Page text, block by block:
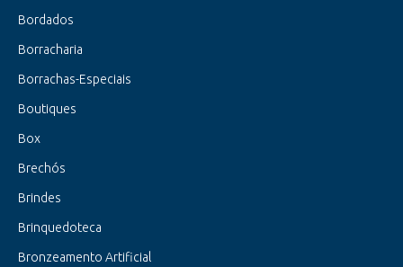
Bordados
Borracharia
Borrachas-Especiais
Boutiques
Box
Brechós
Brindes
Brinquedoteca
Bronzeamento Artificial